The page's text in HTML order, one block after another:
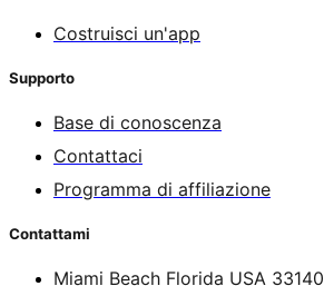
Costruisci un'app
Supporto
Base di conoscenza
Contattaci
Programma di affiliazione
Contattami
Miami Beach Florida USA 33140